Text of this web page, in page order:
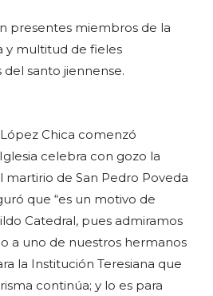
presentes miembros de la
y multitud de fieles
del santo jiennense.
Chica comenzó
celebra con gozo la
de San Pedro Poveda
que “es un motivo de
Catedral, pues admiramos
a uno de nuestros hermanos
la Institución Teresiana que
continúa; y lo es para